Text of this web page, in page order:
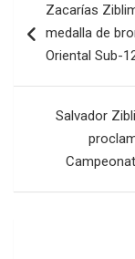
de
entradas
Zacarías
medalla de
Oriental Sub-
Salvador